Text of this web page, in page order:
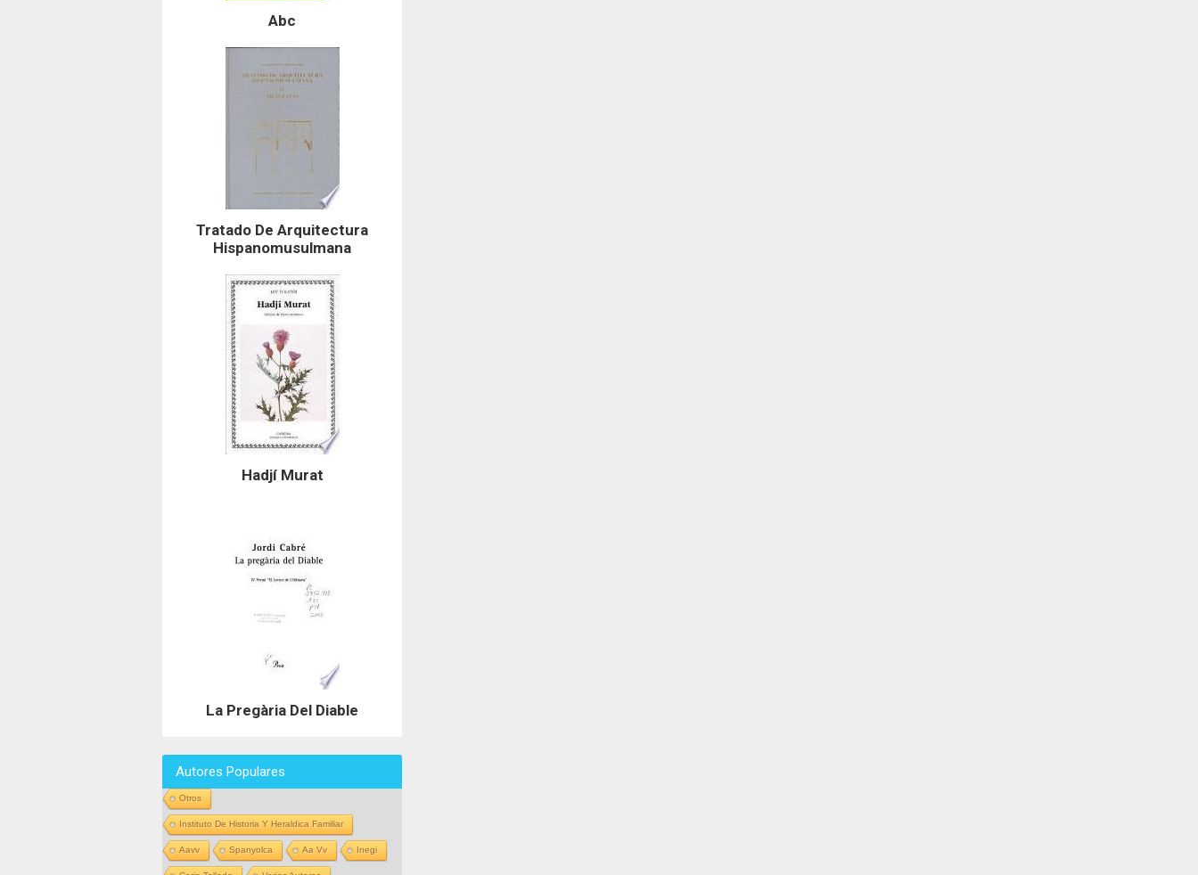
Abc
Tratado De Arquitectura
Hispanomusulmana
Hadjí Murat
La Pregària Del Diable
Autores Populares
Otros
Instituto De Historia Y Heraldica Familiar
Aavv Spanyolca Aa Vv Inegi